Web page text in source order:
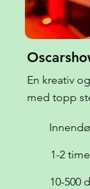
En kreativ
med topp
1-2
10-500